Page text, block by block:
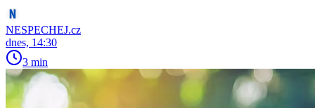
NESPECHEJ.cz
dnes, 14:30
3 min